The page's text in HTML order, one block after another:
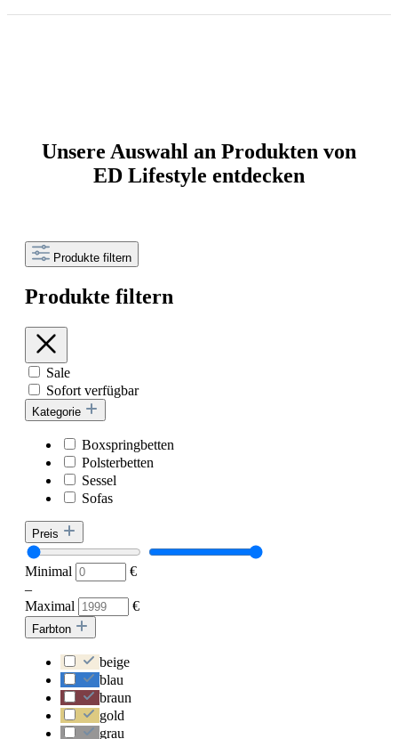
Unsere Auswahl an Produkten von
ED Lifestyle entdecken
Produkte filtern
Produkte filtern
Sale
Sofort verfügbar
Kategorie
Boxspringbetten
Polsterbetten
Sessel
Sofas
Preis
Minimal
€
–
Maximal
€
Farbton
beige
blau
braun
gold
grau